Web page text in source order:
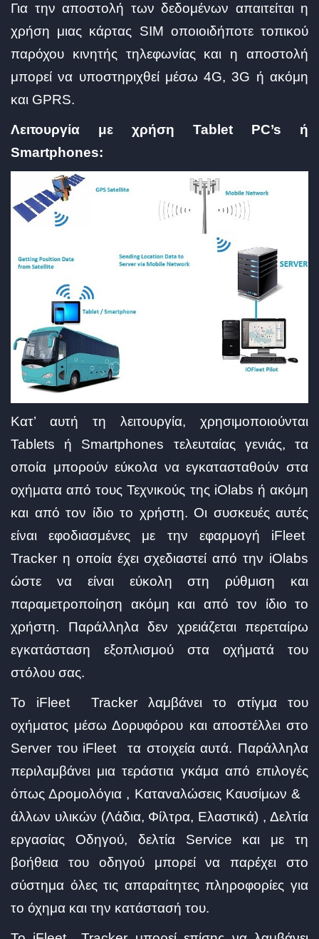
Για την αποστολή των δεδομένων απαιτείται η
χρήση μιας κάρτας SIM οποιοιδήποτε τοπικού
παρόχου κινητής τηλεφωνίας και η αποστολή
μπορεί να υποστηριχθεί μέσω 4G, 3G ή ακόμη
και GPRS.
Λειτουργία με χρήση Tablet PC’s ή
Smartphones:
Κατ’ αυτή τη λειτουργία, χρησιμοποιούνται
Tablets ή Smartphones τελευταίας γενιάς, τα
οποία μπορούν εύκολα να εγκατασταθούν στα
οχήματα από τους Τεχνικούς της iOlabs ή ακόμη
και από τον ίδιο το χρήστη. Οι συσκευές αυτές
είναι εφοδιασμένες με την εφαρμογή iFleet
Tracker η οποία έχει σχεδιαστεί από την iOlabs
ώστε να είναι εύκολη στη ρύθμιση και
παραμετροποίηση ακόμη και από τον ίδιο το
χρήστη. Παράλληλα δεν χρειάζεται περεταίρω
εγκατάσταση εξοπλισμού στα οχήματά του
στόλου σας.
Το iFleet Tracker λαμβάνει το στίγμα του
οχήματος μέσω Δορυφόρου και αποστέλλει στο
Server του iFleet τα στοιχεία αυτά. Παράλληλα
περιλαμβάνει μια τεράστια γκάμα από επιλογές
όπως Δρομολόγια , Καταναλώσεις Καυσίμων &
άλλων υλικών (Λάδια, Φίλτρα, Ελαστικά) , Δελτία
εργασίας Οδηγού, δελτία Service και με τη
βοήθεια του οδηγού μπορεί να παρέχει στο
σύστημα όλες τις απαραίτητες πληροφορίες για
το όχημα και την κατάστασή του.